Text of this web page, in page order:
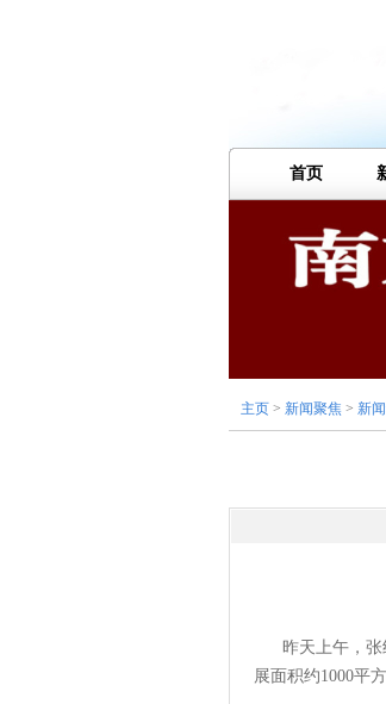
首页
主页 > 新闻聚焦 > 新
昨天上午，张
展面积约1000平